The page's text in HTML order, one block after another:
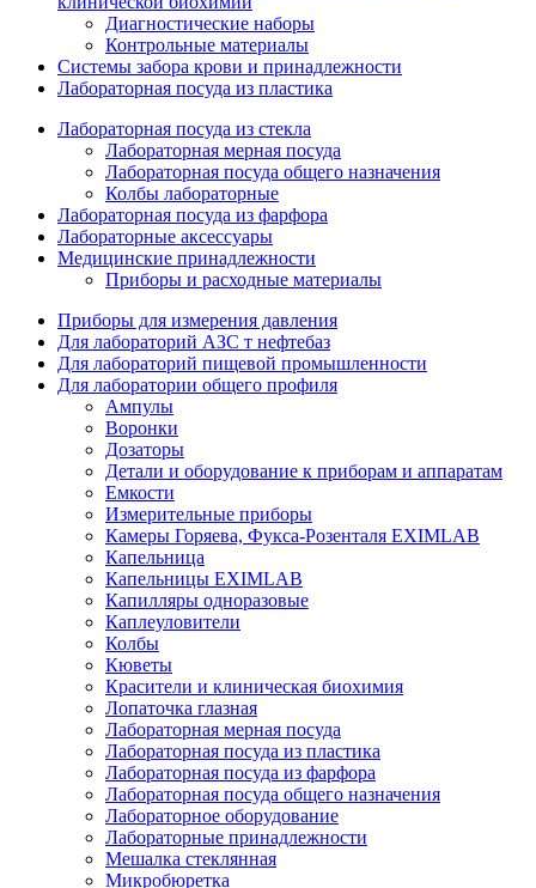
Диагностические наборы
Контрольные материалы
Системы забора крови и принадлежности
Лабораторная посуда из пластика
Лабораторная посуда из стекла
Лабораторная мерная посуда
Лабораторная посуда общего назначения
Колбы лабораторные
Лабораторная посуда из фарфора
Лабораторные аксессуары
Медицинские принадлежности
Приборы и расходные материалы
Приборы для измерения давления
Для лабораторий АЗС т нефтебаз
Для лабораторий пищевой промышленности
Для лаборатории общего профиля
Ампулы
Воронки
Дозаторы
Детали и оборудование к приборам и аппаратам
Емкости
Измерительные приборы
Камеры Горяева, Фукса-Розенталя EXIMLAB
Капельница
Капельницы EXIMLAB
Капилляры одноразовые
Каплеуловители
Колбы
Кюветы
Красители и клиническая биохимия
Лопаточка глазная
Лабораторная мерная посуда
Лабораторная посуда из пластика
Лабораторная посуда из фарфора
Лабораторная посуда общего назначения
Лабораторное оборудование
Лабораторные принадлежности
Мешалка стеклянная
Микробюретка